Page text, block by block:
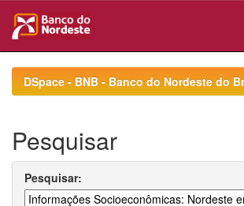
navigationDSpace - BNB - Banco do Nordeste do
Pesquisar
Pesquisar: